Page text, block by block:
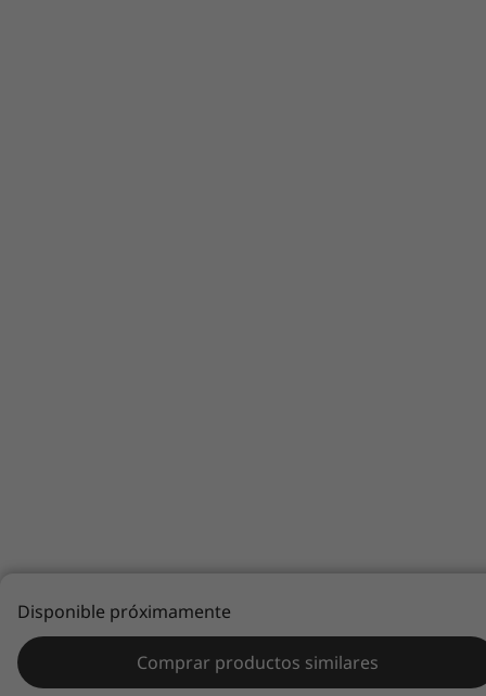
Disponible próximamente
Comprar productos similares